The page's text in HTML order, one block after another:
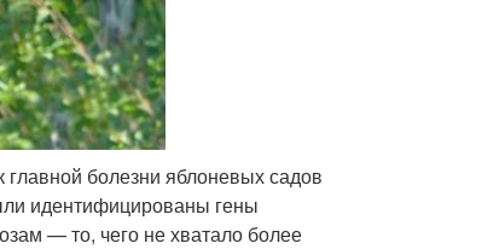
болезни яблоневых садов
идентифицированы гены
— то, чего не хватало более